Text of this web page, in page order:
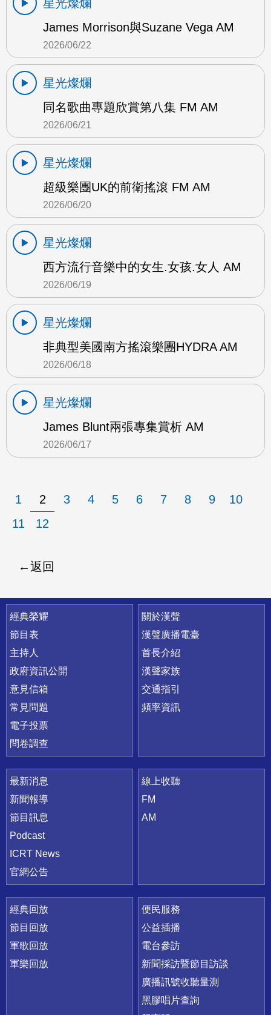
星光燦爛
James Morrison與Suzane Vega AM
2026/06/22
星光燦爛
同名歌曲專題欣賞第八集 FM AM
2026/06/21
星光燦爛
超級樂團UK的前衛搖滾 FM AM
2026/06/20
星光燦爛
西方流行音樂中的女生.女孩.女人 AM
2026/06/19
星光燦爛
非典型美國南方搖滾樂團HYDRA AM
2026/06/18
星光燦爛
James Blunt兩張專集賞析 AM
2026/06/17
1 2 3 4 5 6 7 8 9
10
11
12
返回
快速連結
經典榮耀
節目表
主持人
政府資訊公開
意見信箱
常見問題
電子投票
問卷調查
關於漢聲
漢聲廣播電臺
首長介紹
漢聲家族
交通指引
頻率資訊
最新消息
新聞報導
節目訊息
Podcast
ICRT News
官網公告
線上收聽
FM
AM
經典回放
節目回放
軍歌回放
軍樂回放
便民服務
公益插播
電台參訪
新聞採訪暨節目訪談
廣播訊號收聽量測
黑膠唱片查詢